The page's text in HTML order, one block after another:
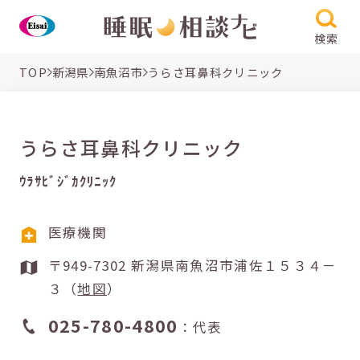
検索
TOP 新潟県 南魚沼市 うらさ耳鼻科クリニック
うらさ耳鼻科クリニック
ｳﾗｻﾋﾞｼﾞｶｸﾘﾆｯｸ
医療機関
〒949-7302 新潟県南魚沼市浦佐１５３４－
３（地図）
025-780-4800 ：代表